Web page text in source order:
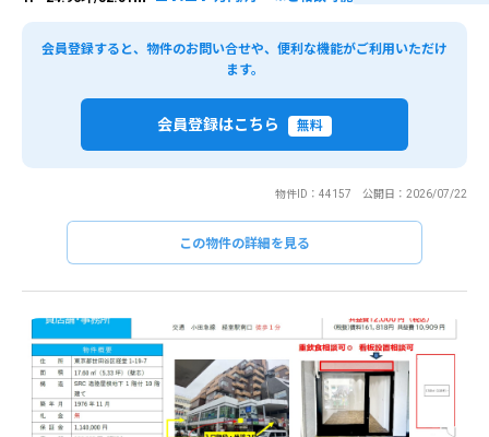
会員登録すると、物件のお問い合せや、便利な機能がご利用いただけ
ます。
会員登録はこちら 無料
物件ID：44157 公開日：2026/07/22
この物件の詳細を見る